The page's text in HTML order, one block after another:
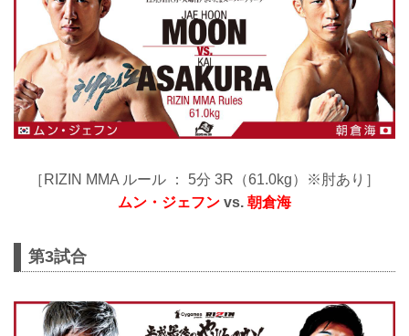
［RIZIN MMA ルール ： 5分 3R（61.0kg）※肘あり］
ムン・ジェフン vs. 朝倉海
第3試合